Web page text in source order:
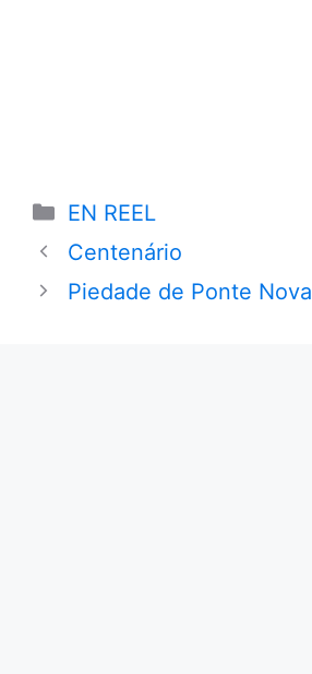
Categories
EN REEL
Centenário
Piedade de Ponte Nova